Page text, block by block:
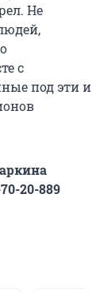
Не
с
под эти и
20-889